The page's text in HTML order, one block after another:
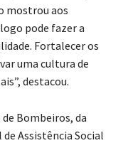
mostrou aos
pode fazer a
Fortalecer os
uma cultura de
destacou.
Bombeiros, da
Assistência Social